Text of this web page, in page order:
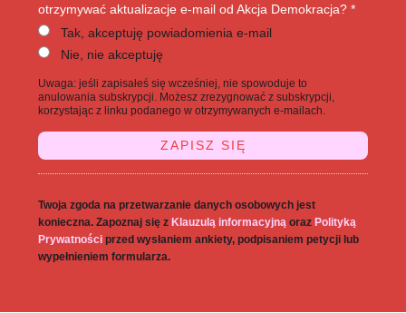
otrzymywać aktualizacje e-mail od Akcja Demokracja? *
Tak, akceptuję powiadomienia e-mail
Nie, nie akceptuję
Uwaga: jeśli zapisałeś się wcześniej, nie spowoduje to
anulowania subskrypcji. Możesz zrezygnować z subskrypcji,
korzystając z linku podanego w otrzymywanych e-mailach.
Twoja zgoda na przetwarzanie danych osobowych jest
konieczna. Zapoznaj się z Klauzulą informacyjną oraz Polityką
Prywatności przed wysłaniem ankiety, podpisaniem petycji lub
wypełnieniem formularza.